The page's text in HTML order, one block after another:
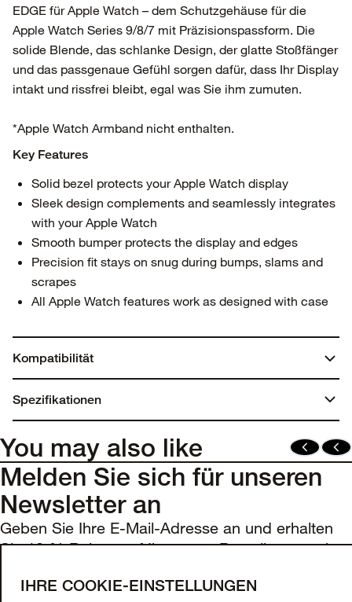
EDGE für Apple Watch – dem Schutzgehäuse für die
Apple Watch Series 9/8/7 mit Präzisionspassform. Die
solide Blende, das schlanke Design, der glatte Stoßfänger
und das passgenaue Gefühl sorgen dafür, dass Ihr Display
intakt und rissfrei bleibt, egal was Sie ihm zumuten.
*Apple Watch Armband nicht enthalten.
Key Features
Solid bezel protects your Apple Watch display
Sleek design complements and seamlessly integrates
with your Apple Watch
Smooth bumper protects the display and edges
Precision fit stays on snug during bumps, slams and
scrapes
All Apple Watch features work as designed with case
Kompatibilität
Apple Watch Series 8
Spezifikationen
You may also like
Melden Sie sich für unseren
Newsletter an
Geben Sie Ihre E-Mail-Adresse an und erhalten
Sie 10 % Rabatt auf Ihre erste Bestellung sowie
IHRE COOKIE-EINSTELLUNGEN